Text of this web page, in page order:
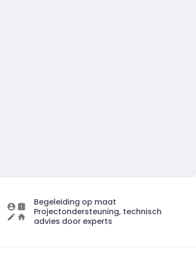
Begeleiding op maat
Projectondersteuning, technisch
advies door experts